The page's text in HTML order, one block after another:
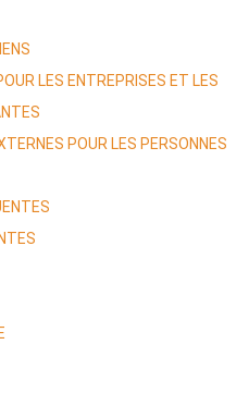
LES ENTREPRISES ET LES
POUR LES PERSONNES